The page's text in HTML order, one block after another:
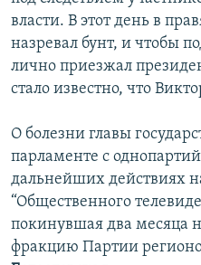
власти. В этот день в
назревал бунт, и чтобы
лично приезжал
стало известно, что
О болезни главы
парламенте с
дальнейших действиях
“Общественного
покинувшая два месяца
фракцию Партии